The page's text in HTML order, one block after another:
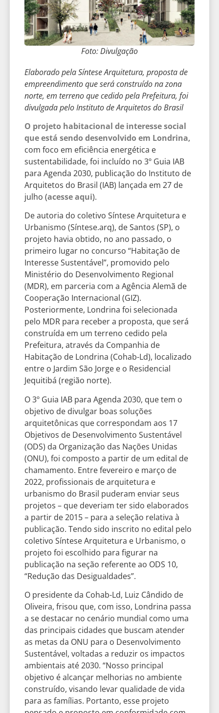
Foto: Divulgação
Elaborado pela Síntese Arquitetura, proposta de
empreendimento que será construído na zona
norte, em terreno que cedido pela Prefeitura, foi
divulgada pelo Instituto de Arquitetos do Brasil
O projeto habitacional de interesse social
que está sendo desenvolvido em Londrina,
com foco em eficiência energética e
sustentabilidade, foi incluído no 3º Guia IAB
para Agenda 2030, publicação do Instituto de
Arquitetos do Brasil (IAB) lançada em 27 de
julho (acesse aqui).
De autoria do coletivo Síntese Arquitetura e
Urbanismo (Síntese.arq), de Santos (SP), o
projeto havia obtido, no ano passado, o
primeiro lugar no concurso “Habitação de
Interesse Sustentável”, promovido pelo
Ministério do Desenvolvimento Regional
(MDR), em parceria com a Agência Alemã de
Cooperação Internacional (GIZ).
Posteriormente, Londrina foi selecionada
pelo MDR para receber a proposta, que será
construída em um terreno cedido pela
Prefeitura, através da Companhia de
Habitação de Londrina (Cohab-Ld), localizado
entre o Jardim São Jorge e o Residencial
Jequitibá (região norte).
O 3º Guia IAB para Agenda 2030, que tem o
objetivo de divulgar boas soluções
arquitetônicas que correspondam aos 17
Objetivos de Desenvolvimento Sustentável
(ODS) da Organização das Nações Unidas
(ONU), foi composto a partir de um edital de
chamamento. Entre fevereiro e março de
2022, profissionais de arquitetura e
urbanismo do Brasil puderam enviar seus
projetos – que deveriam ter sido elaborados
a partir de 2015 – para a seleção relativa à
publicação. Tendo sido inscrito no edital pelo
coletivo Síntese Arquitetura e Urbanismo, o
projeto foi escolhido para figurar na
publicação na seção referente ao ODS 10,
“Redução das Desigualdades”.
O presidente da Cohab-Ld, Luiz Cândido de
Oliveira, frisou que, com isso, Londrina passa
a se destacar no cenário mundial como uma
das principais cidades que buscam atender
as metas da ONU para o Desenvolvimento
Sustentável, voltadas a reduzir os impactos
ambientais até 2030. “Nosso principal
objetivo é alcançar melhorias no ambiente
construído, visando levar qualidade de vida
para as famílias. Portanto, esse projeto